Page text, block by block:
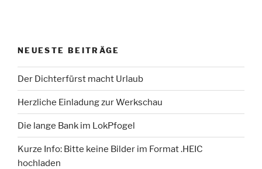
NEUESTE BEITRÄGE
Der Dichterfürst macht Urlaub
Herzliche Einladung zur Werkschau
Die lange Bank im LokPfogel
Kurze Info: Bitte keine Bilder im Format .HEIC
hochladen